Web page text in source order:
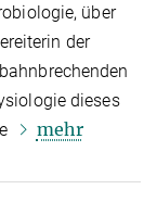
über
der
dieses
mehr